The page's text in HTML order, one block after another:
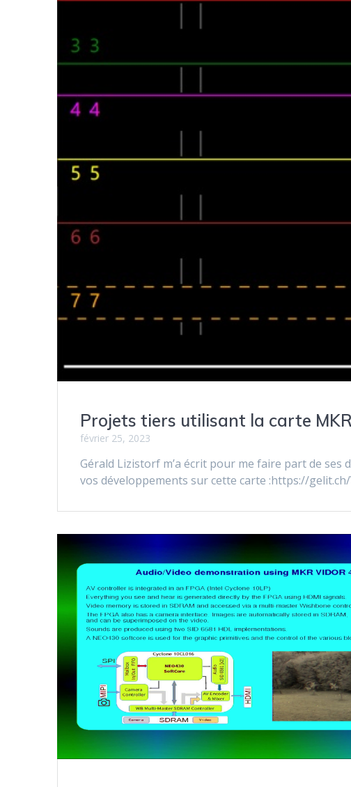
Projets tiers utilisant la carte
février 25, 2023
Gérald Lizistorf m’a écrit pour me faire part de
vos développements sur cette carte :https://